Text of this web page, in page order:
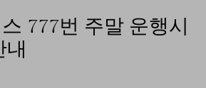
777번 주말 운행시